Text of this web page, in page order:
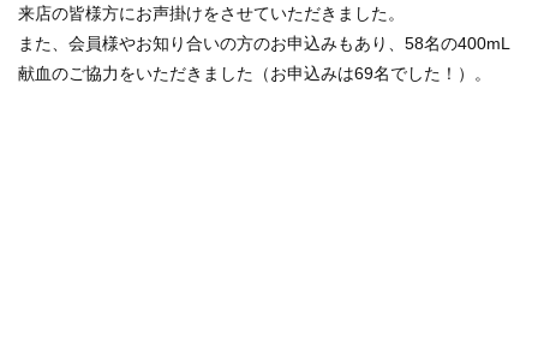
来店の皆様方にお声掛けをさせていただきました。
また、会員様やお知り合いの方のお申込みもあり、58名の400mL
献血のご協力をいただきました（お申込みは69名でした！ ）。